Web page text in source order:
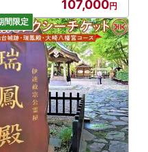
107,000